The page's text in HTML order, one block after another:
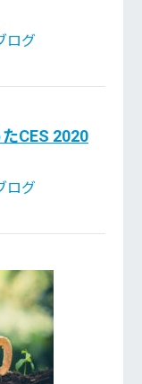
ログ
CES 2020
ログ